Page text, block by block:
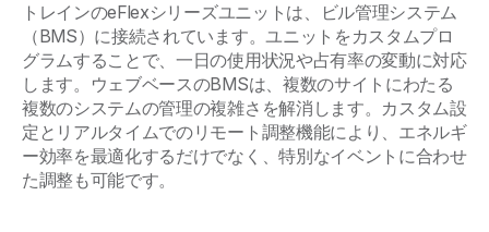
トレインのeFlexシリーズユニットは、ビル管理システム
（BMS）に接続されています。ユニットをカスタムプロ
グラムすることで、一日の使用状況や占有率の変動に対応
します。ウェブベースのBMSは、複数のサイトにわたる
複数のシステムの管理の複雑さを解消します。カスタム設
定とリアルタイムでのリモート調整機能により、エネルギ
ー効率を最適化するだけでなく、特別なイベントに合わせ
た調整も可能です。